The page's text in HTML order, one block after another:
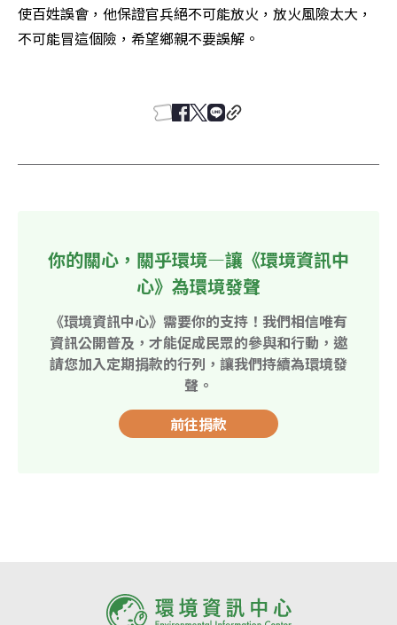
使百姓誤會，他保證官兵絕不可能放火，放火風險太大，
不可能冒這個險，希望鄉親不要誤解。
你的關心，關乎環境—讓《環境資訊中
心》為環境發聲
《環境資訊中心》需要你的支持！我們相信唯有
資訊公開普及，才能促成民眾的參與和行動，邀
請您加入定期捐款的行列，讓我們持續為環境發
聲。
前往捐款